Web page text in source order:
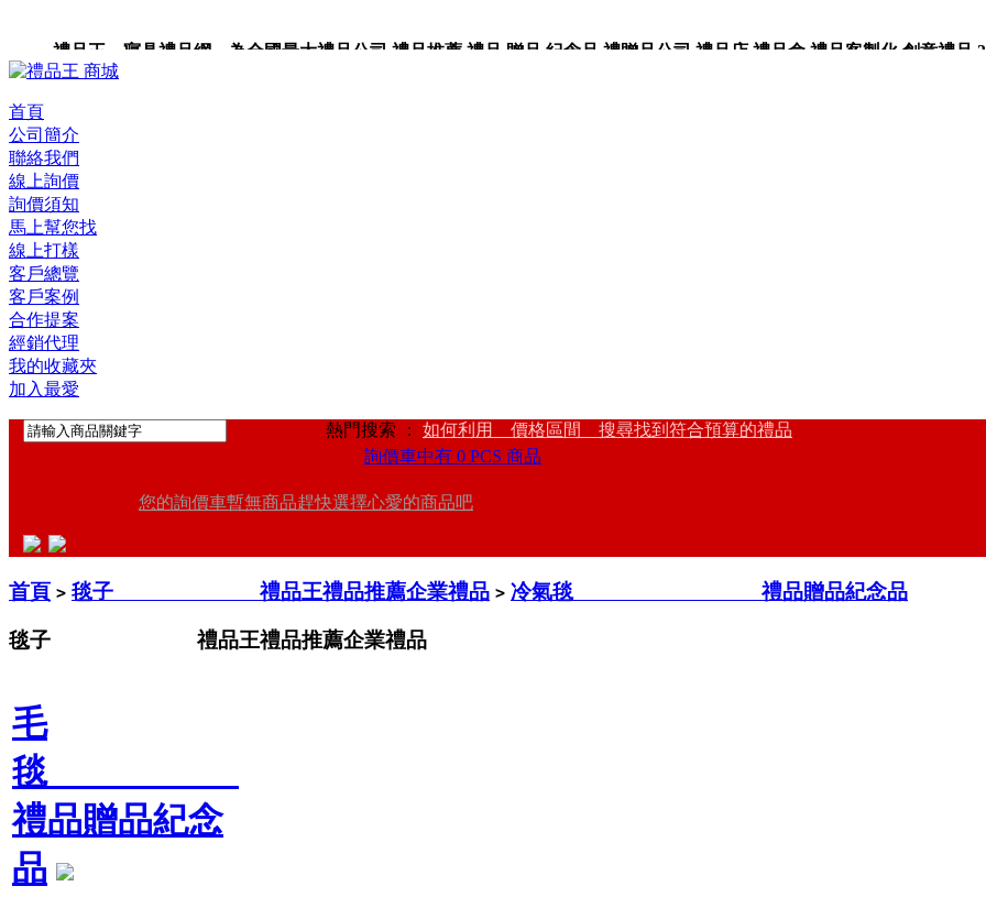
禮品王 寢具禮品網 為全國最大禮品公司,禮品推薦,禮品,贈品,紀念品,禮贈品公司,禮品店,禮品盒,禮品客製化,創意禮品
首頁
公司簡介
聯絡我們
線上詢價
詢價須知
馬上幫您找
線上打樣
客戶總覽
客戶案例
合作提案
經銷代理
我的收藏夾
加入最愛
熱門搜索 ： 如何利用 價格區間 搜尋找到符合預算的禮品
詢價車中有 0 PCS 商品
您的詢價車暫無商品趕快選擇心愛的商品吧
首頁 > 毯子 禮品王禮品推薦企業禮品 > 冷氣毯 禮品贈品紀念品
毯子 禮品王禮品推薦企業禮品
毛
毯
禮品贈品紀念
品